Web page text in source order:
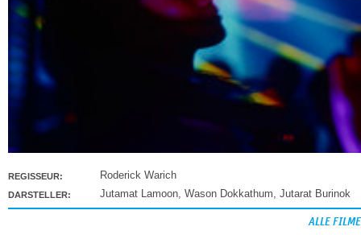
REGISSEUR: Roderick Warich
DARSTELLER: Jutamat Lamoon Wason Dokkathum Jutarat Burinok
ALLE FILME